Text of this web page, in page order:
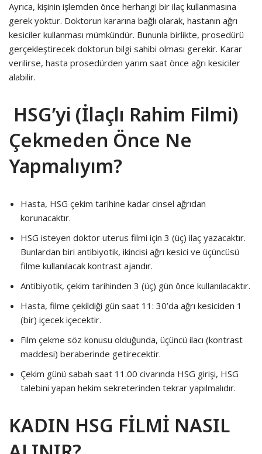
Ayrıca, kişinin işlemden önce herhangi bir ilaç kullanmasına
gerek yoktur. Doktorun kararına bağlı olarak, hastanın ağrı
kesiciler kullanması mümkündür. Bununla birlikte, prosedürü
gerçekleştirecek doktorun bilgi sahibi olması gerekir. Karar
verilirse, hasta prosedürden yarım saat önce ağrı kesiciler
alabilir.
HSG’yi (İlaçlı Rahim Filmi)
Çekmeden Önce Ne
Yapmalıyım?
Hasta, HSG çekim tarihine kadar cinsel ağrıdan
korunacaktır.
HSG isteyen doktor uterus filmi için 3 (üç) ilaç yazacaktır.
Bunlardan biri antibiyotik, ikincisi ağrı kesici ve üçüncüsü
filme kullanılacak kontrast ajandır.
Antibiyotik, çekim tarihinden 3 (üç) gün önce kullanılacaktır.
Hasta, filme çekildiği gün saat 11: 30’da ağrı kesiciden 1
(bir) içecek içecektir.
Film çekme söz konusu olduğunda, üçüncü ilacı (kontrast
maddesi) beraberinde getirecektir.
Çekim günü sabah saat 11.00 civarında HSG girişi, HSG
talebini yapan hekim sekreterinden tekrar yapılmalıdır.
KADIN HSG FİLMİ NASIL